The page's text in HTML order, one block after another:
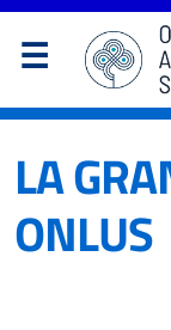
LA
ONLUS